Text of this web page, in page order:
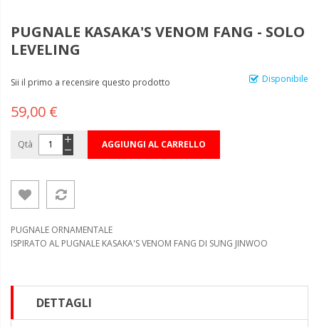
PUGNALE KASAKA'S VENOM FANG - SOLO
LEVELING
Disponibile
Sii il primo a recensire questo prodotto
59,00 €
Qtà AGGIUNGI AL CARRELLO
PUGNALE ORNAMENTALE
ISPIRATO AL PUGNALE KASAKA'S VENOM FANG DI SUNG JINWOO
DETTAGLI